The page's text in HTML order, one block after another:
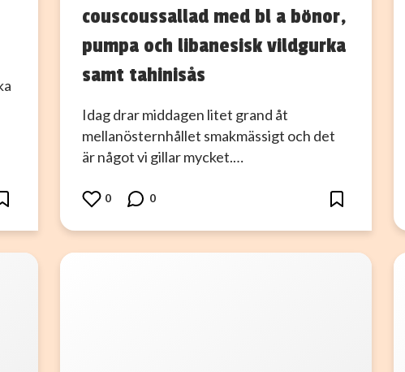
couscoussallad med bl a bönor,
pumpa och libanesisk vildgurka
samt tahinisås
Idag drar middagen litet grand åt
mellanösternhållet smakmässigt och det
är något vi gillar mycket.…
0 0